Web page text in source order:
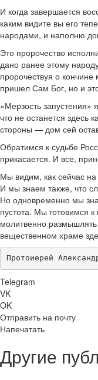
И когда завершается
каким видите вы его
народами, и наполню
Это пророчество
дано ранее этому
пророчествуя о
пришел Сам Бог, но и
«Мерзость запустения»
что не останется
стороны — дом сей
Обратимся к судьбе
прикасается. И все,
Мы видим, как сейчас
И мы знаем также, что
Но одновременно мы
пустота. Мы готовимся
молитвенно
вещественном храме
Протоиерей
Telegram
VK
OK
Отправить на почту
Напечатать
Другие